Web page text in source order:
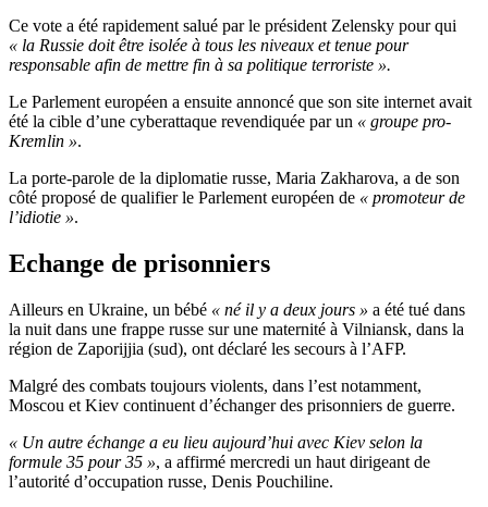
Ce vote a été rapidement salué par le président Zelensky pour qui
« la Russie doit être isolée à tous les niveaux et tenue pour
responsable afin de mettre fin à sa politique terroriste ».
Le Parlement européen a ensuite annoncé que son site internet avait
été la cible d’une cyberattaque revendiquée par un « groupe pro-
Kremlin ».
La porte-parole de la diplomatie russe, Maria Zakharova, a de son
côté proposé de qualifier le Parlement européen de « promoteur de
l’idiotie ».
Echange de prisonniers
Ailleurs en Ukraine, un bébé « né il y a deux jours » a été tué dans
la nuit dans une frappe russe sur une maternité à Vilniansk, dans la
région de Zaporijjia (sud), ont déclaré les secours à l’AFP.
Malgré des combats toujours violents, dans l’est notamment,
Moscou et Kiev continuent d’échanger des prisonniers de guerre.
« Un autre échange a eu lieu aujourd’hui avec Kiev selon la
formule 35 pour 35 », a affirmé mercredi un haut dirigeant de
l’autorité d’occupation russe, Denis Pouchiline.